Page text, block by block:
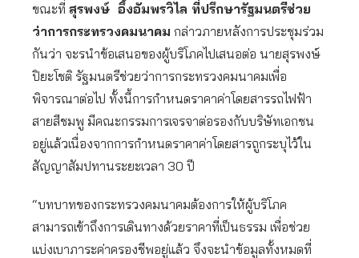
ขณะที่ สุรพงษ์ อึ้งอัมพรวิไล ที่ปรึกษารัฐมนตรีช่วย
ว่าการกระทรวงคมนาคม กล่าวภายหลังการประชุมร่วม
กันว่า จะรนำข้อเสนอของผู้บริโภคไปเสนอต่อ นายสุรพงษ์
ปิยะโชติ รัฐมนตรีช่วยว่าการกระทรวงคมนาคมเพื่อ
พิจารณาต่อไป ทั้งนี้การกำหนดราคาค่าโดยสารรถไฟฟ้า
สายสีชมพู มีคณะกรรมการเจรจาต่อรองกับบริษัทเอกชน
อยู่แล้วเนื่องจากการกำหนดราคาค่าโดยสารถูกระบุไว้ใน
สัญญาสัมปทานระยะเวลา 30 ปี
“บทบาทของกระทรวงคมนาคมต้องการให้ผู้บริโภค
สามารถเข้าถึงการเดินทางด้วยราคาที่เป็นธรรม เพื่อช่วย
แบ่งเบาภาระค่าครองชีพอยู่แล้ว จึงจะนำข้อมูลทั้งหมดที่